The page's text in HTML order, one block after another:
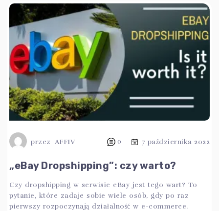
przez AFFIV 0 7 października 2022
„eBay Dropshipping”: czy warto?
Czy dropshipping w serwisie eBay jest tego wart? To
pytanie, które zadaje sobie wiele osób, gdy po raz
pierwszy rozpoczynają działalność w e-commerce.